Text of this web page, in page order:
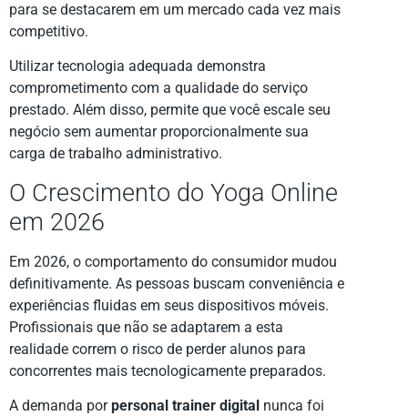
para se destacarem em um mercado cada vez mais
competitivo.
Utilizar tecnologia adequada demonstra
comprometimento com a qualidade do serviço
prestado. Além disso, permite que você escale seu
negócio sem aumentar proporcionalmente sua
carga de trabalho administrativo.
O Crescimento do Yoga Online
em 2026
Em 2026, o comportamento do consumidor mudou
definitivamente. As pessoas buscam conveniência e
experiências fluidas em seus dispositivos móveis.
Profissionais que não se adaptarem a esta
realidade correm o risco de perder alunos para
concorrentes mais tecnologicamente preparados.
A demanda porpersonal trainer digital nunca foi